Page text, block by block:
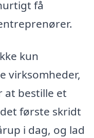
få
kun
virksomheder,
at bestille et
første skridt
i dag, og lad